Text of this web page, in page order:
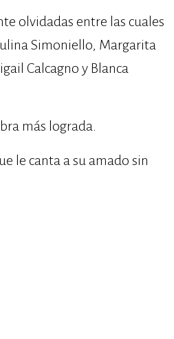
olvidadas entre las cuales
Simoniello, Margarita
Calcagno y Blanca
más lograda.
le canta a su amado sin